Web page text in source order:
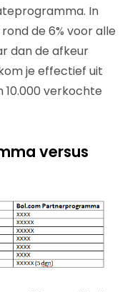
In
de 6% voor alle
dan de afkeur
je effectief uit
10.000 verkochte
versus